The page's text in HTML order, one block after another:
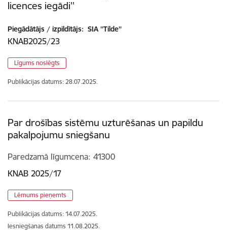
licences iegādi''
Piegādātājs / izpildītājs: SIA ''Tilde''
KNAB2025/23
Līgums noslēgts
Publikācijas datums: 28.07.2025.
Par drošības sistēmu uzturēšanas un papildu
pakalpojumu sniegšanu
Paredzamā līgumcena 41300
KNAB 2025/17
Lēmums pieņemts
Publikācijas datums: 14.07.2025.
Iesniegšanas datums 11.08.2025.